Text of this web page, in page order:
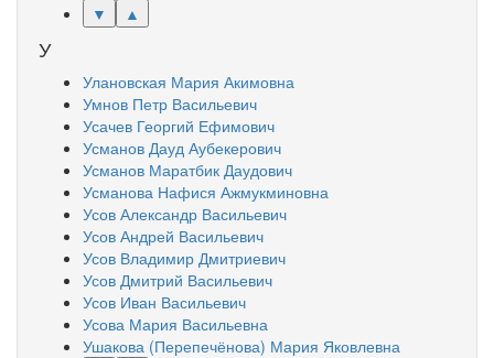
▼
▲
У
Улановская Мария Акимовна
Умнов Петр Васильевич
Усачев Георгий Ефимович
Усманов Дауд Аубекерович
Усманов Маратбик Даудович
Усманова Нафися Ажмукминовна
Усов Александр Васильевич
Усов Андрей Васильевич
Усов Владимир Дмитриевич
Усов Дмитрий Васильевич
Усов Иван Васильевич
Усова Мария Васильевна
Ушакова (Перепечёнова) Мария Яковлевна